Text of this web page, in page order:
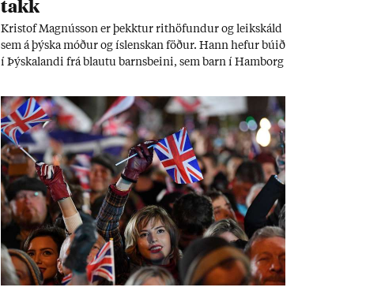
takk
Kri­stof Magnús­son er þekkt­ur rit­höf­und­ur og leik­skáld
sem á þýska móð­ur og ís­lensk­an föð­ur. Hann hef­ur bú­ið
í Þýskalandi frá blautu barns­beini, sem barn í Ham­borg
tal­ar ís­lensku. Hvernig ætli hann upp­lifi að búa í landi
inn­an Evr­ópu­sam­bands­ins?